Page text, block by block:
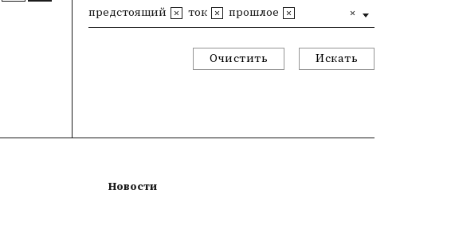
предстоящий ток прошлое
Очистить Искать
Новости